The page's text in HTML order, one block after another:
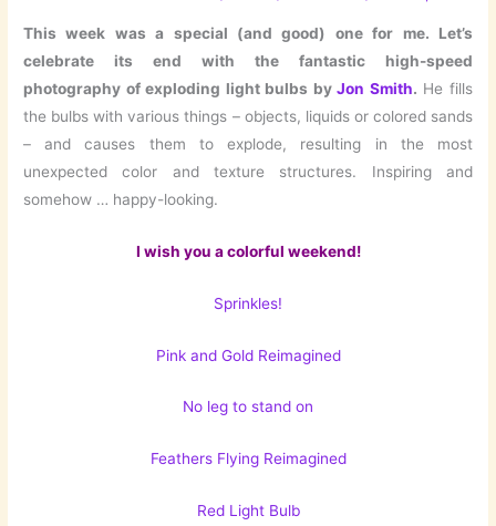
This week was a special (and good) one for me. Let’s
celebrate its end with the fantastic high-speed
photography of exploding light bulbs byJon Smith. He fills
the bulbs with various things – objects, liquids or colored sands
– and causes them to explode, resulting in the most
unexpected color and texture structures. Inspiring and
somehow … happy-looking.
I wish you a colorful weekend!
Sprinkles!
Pink and Gold Reimagined
No leg to stand on
Feathers Flying Reimagined
Red Light Bulb